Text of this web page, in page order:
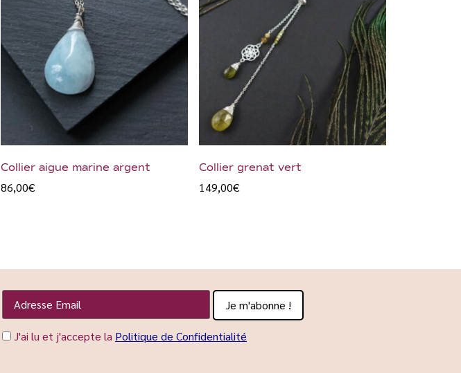
Collier aigue marine argent
86,00€
Collier grenat vert
149,00€
J'ai lu et j'accepte la Politique de Confidentialité